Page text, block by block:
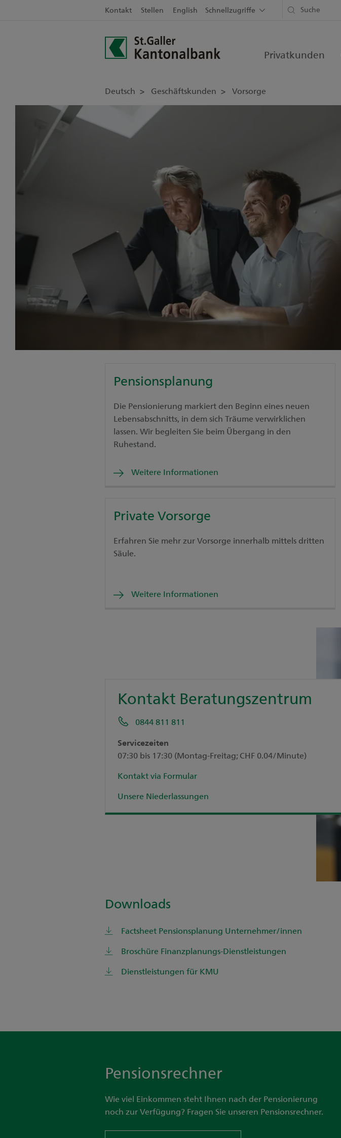
Kontakt Stellen English Schnellzugriffe
Privatkunden
Deutsch Geschäftskunden Vorsorge
Pensionsplanung
Die Pensionierung markiert den Beginn eines neuen
Lebensabschnitts, in dem sich Träume verwirklichen
lassen. Wir begleiten Sie beim Übergang in den
Ruhestand.
Weitere Informationen
Private Vorsorge
Erfahren Sie mehr zur Vorsorge innerhalb mittels dritten
Säule.
Weitere Informationen
Kontakt Beratungszentrum
0844 811 811
Servicezeiten
07:30 bis 17:30 (Montag-Freitag; CHF 0.04/Minute)
Kontakt via Formular
Unsere Niederlassungen
Downloads
Factsheet Pensionsplanung Unternehmer/innen
Broschüre Finanzplanungs-Dienstleistungen
Dienstleistungen für KMU
Pensionsrechner
Wie viel Einkommen steht Ihnen nach der Pensionierung
noch zur Verfügung? Fragen Sie unseren Pensionsrechner.